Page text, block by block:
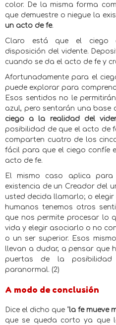
color. De la misma forma
que demuestre o niegue la
un acto de fe.
Claro está que el ciego
disposición del vidente.
cuando se da el acto de fe y
Afortunadamente para el
puede explorar para
Esos sentidos no le
azul, pero sentarán una base
ciego a la realidad del
posibilidad de que el acto de
comparten cuatro de los
fácil para que el ciego confíe
acto de fe.
El mismo caso aplica
existencia de un Creador del
usted decida llamarlo; o elegir
humanos tenemos otros
que nos permite procesar lo
vida y elegir asociarlo o no
o un ser superior. Esos
llevan a dudar, a pensar que
puertas de la
paranormal. (2)
A modo de conclusión
Dice el dicho que “la fe mueve
que se queda corto ya que